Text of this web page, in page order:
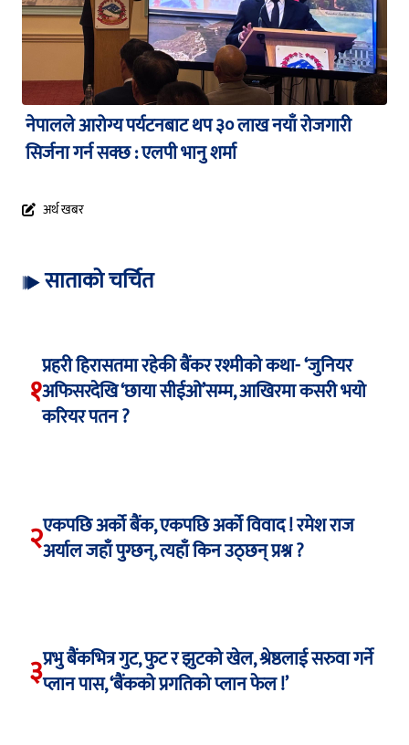
नेपालले आरोग्य पर्यटनबाट थप ३० लाख नयाँ रोजगारी
सिर्जना गर्न सक्छ : एलपी भानु शर्मा
अर्थ खबर
साताको चर्चित
१
प्रहरी हिरासतमा रहेकी बैंकर रश्मीको कथा- ‘जुनियर
अफिसरदेखि ‘छाया सीईओ’सम्म, आखिरमा कसरी भयो
करियर पतन ?
२एकपछि अर्को बैंक, एकपछि अर्को विवाद ! रमेश राज
अर्याल जहाँ पुग्छन्, त्यहाँ किन उठ्छन् प्रश्न ?
३प्रभु बैंकभित्र गुट, फुट र झुटको खेल, श्रेष्ठलाई सरुवा गर्ने
प्लान पास, ‘बैंकको प्रगतिको प्लान फेल !’